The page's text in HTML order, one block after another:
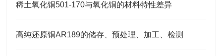
稀土氧化铜501-170与氧化铜的材料特性差异
高纯还原铜AR189的储存、预处理、加工、检测